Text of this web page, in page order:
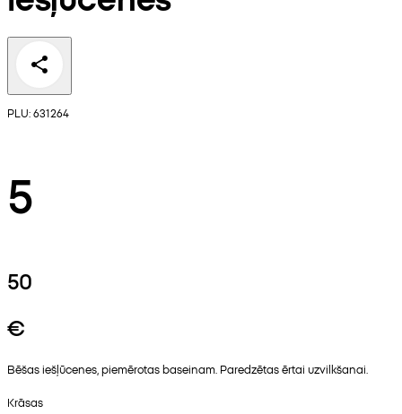
PLU: 631264
5
50
€
Bēšas iešļūcenes, piemērotas baseinam. Paredzētas ērtai uzvilkšanai.
Krāsas